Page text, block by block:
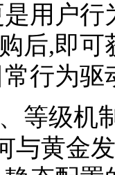
用户
后,即
行为驱
等级
与黄金